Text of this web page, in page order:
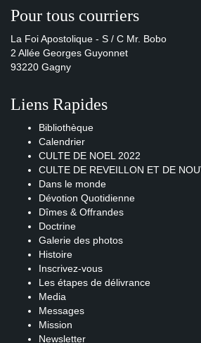
Pour tous courriers
La Foi Apostolique - S / C Mr. Bobo
2 Allée Georges Guyonnet
93220 Gagny
Liens Rapides
Bibliothèque
Calendrier
CULTE DE NOEL 2022
CULTE DE REVEILLON ET DE
Dans le monde
Dévotion Quotidienne
Dîmes & Offrandes
Doctrine
Galerie des photos
Histoire
Inscrivez-vous
Les étapes de délivrance
Media
Messages
Mission
Newsletter